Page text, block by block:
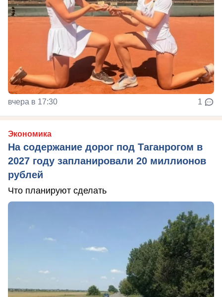
вчера в 17:30 1
Экономика
На содержание дорог под Таганрогом в
2027 году запланировали 20 миллионов
рублей
Что планируют сделать